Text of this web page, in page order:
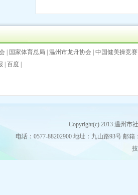
国家体育总局 温州市龙舟协会 中国健美操竞
百度
Copyright(c) 2013 温州市
电话：0577-88202900 地址：九山路93号 邮箱